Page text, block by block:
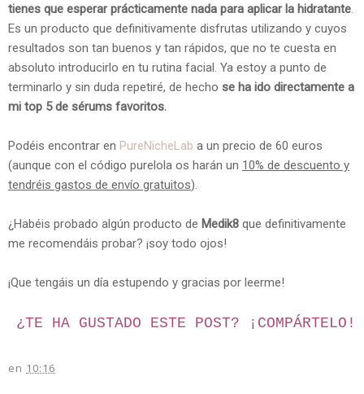
tienes que esperar prácticamente nada para aplicar la hidratante.
Es un producto que definitivamente disfrutas utilizando y cuyos
resultados son tan buenos y tan rápidos, que no te cuesta en
absoluto introducirlo en tu rutina facial. Ya estoy a punto de
terminarlo y sin duda repetiré, de hecho se ha ido directamente a
mi top 5 de sérums favoritos.
Podéis encontrar en PureNicheLab a un precio de 60 euros
(aunque con el código purelola os harán un 10% de descuento y
tendréis gastos de envío gratuitos).
¿Habéis probado algún producto de Medik8 que definitivamente
me recomendáis probar? ¡soy todo ojos!
¡Que tengáis un día estupendo y gracias por leerme!
¿TE HA GUSTADO ESTE POST? ¡ COMPÁRTELO!
en 10:16